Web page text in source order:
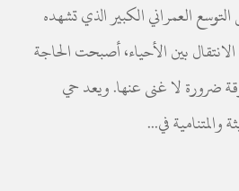
العمراني الكبير الذي تشهده
بين الأحياء، أصبحت الحاجة
ضرورة لا غنى عنها. ويعد حي
والمتنامية في...